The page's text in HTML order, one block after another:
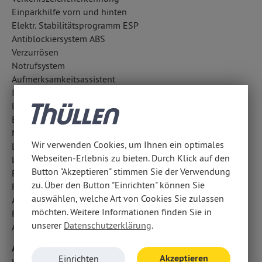
Einparkhilfe vorn und hinten
Elektr. Stabilitätsprogramm ESP
Antiblockiersystem ABS
Verzurrösen
Notrufsystem
Aufmerksamkeitsassistent
ISOFIX Kindersitzbefestigung
LED-Scheinwerfer
Berganfahrhilfe
Notbremsassistent
LED-Tagfahrlicht
Lichtsensor
Reifendruckverlust-Warnung
Fahrlichtautomatik
Außentemperatur Anzeige
Regensensor
Antriebsschlupfregelung ASR
Airbags
Wir verwenden Cookies, um Ihnen ein optimales
Webseiten-Erlebnis zu bieten. Durch Klick auf den
Button "Akzeptieren" stimmen Sie der Verwendung
zu. Über den Button "Einrichten" können Sie
auswählen, welche Art von Cookies Sie zulassen
möchten. Weitere Informationen finden Sie in
unserer Datenschutzerklärung.
Einrichten Akzeptieren